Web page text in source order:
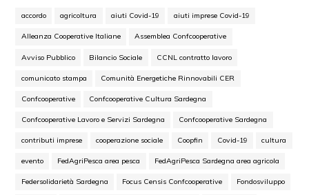
accordo agricoltura aiuti Covid-19 aiuti imprese Covid-19
Alleanza Cooperative Italiane Assemblea Confcooperative
Avviso Pubblico Bilancio Sociale CCNL contratto lavoro
comunicato stampa Comunità Energetiche Rinnovabili CER
Confcooperative Confcooperative Cultura Sardegna
Confcooperative Lavoro e Servizi Sardegna Confcooperative Sardegna
contributi imprese cooperazione sociale Coopfin Covid-19 cultura
evento FedAgriPesca area pesca FedAgriPesca Sardegna area agricola
Federsolidarietà Sardegna Focus Censis Confcooperative Fondosviluppo